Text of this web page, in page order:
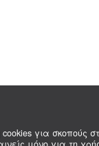
για σκοπούς